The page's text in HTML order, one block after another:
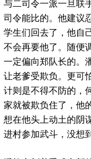
与二司令一派一旦联
司令能比的。他建议
学生们回去了，他自
不会再要他了。随便
一定偏向郑队长的。
让老爹受欺负。更可
计则是不得不防的，
家就被欺负住了，他
想在他头上动土的阴
进村参加武斗，没想